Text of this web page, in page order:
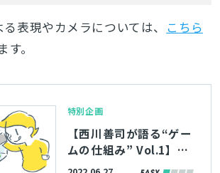
表現やカメラについては、
こちら
。
特別企画
【西川善司が語る“ゲー
ムの仕組み” Vol.1】3D
ゲームグラフィックス